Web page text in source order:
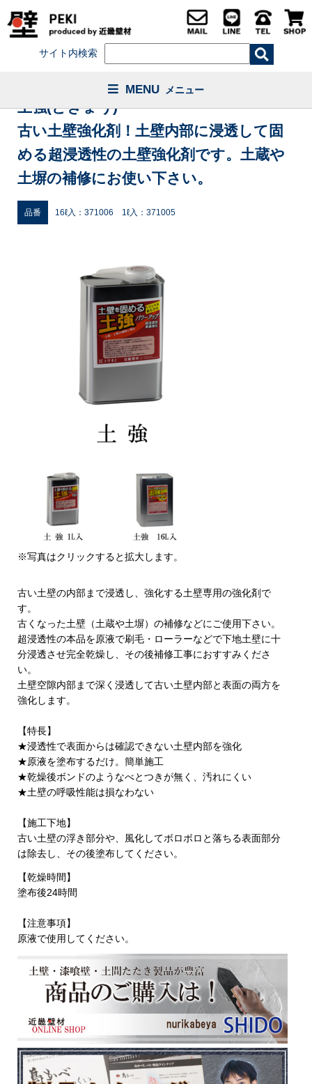
サイト内検索
MENU メニュー
土強(どきょう)
古い土壁強化剤！土壁内部に浸透して固
める超浸透性の土壁強化剤です。土蔵や
土塀の補修にお使い下さい。
品番 16ℓ入：371006 1ℓ入：371005
※写真はクリックすると拡大します。
古い土壁の内部まで浸透し、強化する土壁専用の強化剤で
す。
古くなった土壁（土蔵や土塀）の補修などにご使用下さい。
超浸透性の本品を原液で刷毛・ローラーなどで下地土壁に十
分浸透させ完全乾燥し、その後補修工事におすすみくださ
い。
土壁空隙内部まで深く浸透して古い土壁内部と表面の両方を
強化します。
【特長】
★浸透性で表面からは確認できない土壁内部を強化
★原液を塗布するだけ。簡単施工
★乾燥後ボンドのようなべとつきが無く、汚れにくい
★土壁の呼吸性能は損なわない
【施工下地】
古い土壁の浮き部分や、風化してボロボロと落ちる表面部分
は除去し、その後塗布してください。
【乾燥時間】
塗布後24時間
【注意事項】
原液で使用してください。